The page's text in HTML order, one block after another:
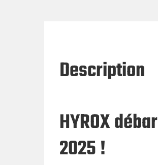
Description
HYROX
2025 !